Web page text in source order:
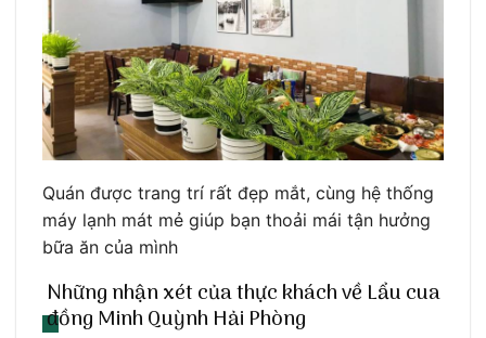
Quán được trang trí rất đẹp mắt, cùng hệ thống
máy lạnh mát mẻ giúp bạn thoải mái tận hưởng
bữa ăn của mình
Những nhận xét của thực khách về Lẩu cua
đồng Minh Quỳnh Hải Phòng